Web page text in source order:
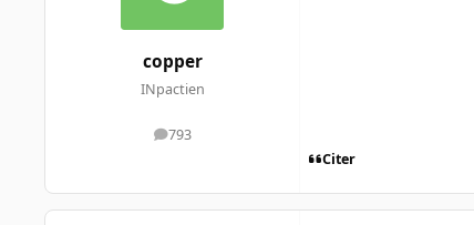
copper
INpactien
793
messages
Citer